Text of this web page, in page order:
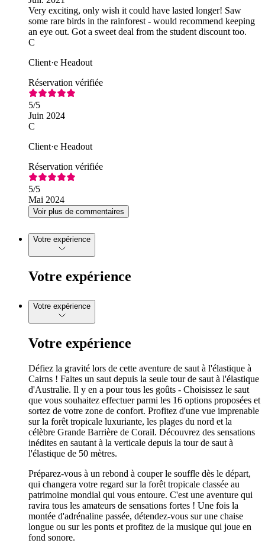
Very exciting, only wish it could have lasted longer! Saw
some rare birds in the rainforest - would recommend keeping
an eye out. Got a sweet deal from the student discount too.
C
Client·e Headout
Réservation vérifiée
5/5
Juin 2024
C
Client·e Headout
Réservation vérifiée
5/5
Mai 2024
Voir plus de commentaires
Votre expérience
Votre expérience
Votre expérience
Votre expérience
Défiez la gravité lors de cette aventure de saut à l'élastique à
Cairns ! Faites un saut depuis la seule tour de saut à l'élastique
d'Australie. Il y en a pour tous les goûts - Choisissez le saut
que vous souhaitez effectuer parmi les 16 options proposées et
sortez de votre zone de confort. Profitez d'une vue imprenable
sur la forêt tropicale luxuriante, les plages du nord et la
célèbre Grande Barrière de Corail. Découvrez des sensations
inédites en sautant à la verticale depuis la tour de saut à
l'élastique de 50 mètres.
Préparez-vous à un rebond à couper le souffle dès le départ,
qui changera votre regard sur la forêt tropicale classée au
patrimoine mondial qui vous entoure. C'est une aventure qui
ravira tous les amateurs de sensations fortes ! Une fois la
montée d'adrénaline passée, détendez-vous sur une chaise
longue ou sur les ponts et profitez de la musique qui joue en
fond sonore.